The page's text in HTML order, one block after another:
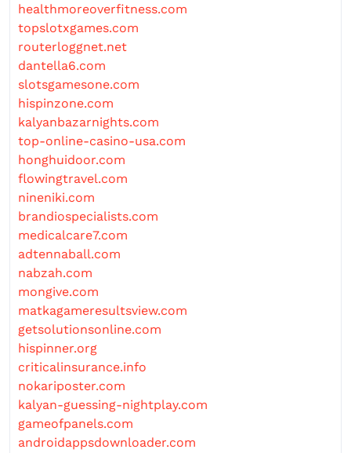
healthmoreoverfitness.com
topslotxgames.com
routerloggnet.net
dantella6.com
slotsgamesone.com
hispinzone.com
kalyanbazarnights.com
top-online-casino-usa.com
honghuidoor.com
flowingtravel.com
nineniki.com
brandiospecialists.com
medicalcare7.com
adtennaball.com
nabzah.com
mongive.com
matkagameresultsview.com
getsolutionsonline.com
hispinner.org
criticalinsurance.info
nokariposter.com
kalyan-guessing-nightplay.com
gameofpanels.com
androidappsdownloader.com